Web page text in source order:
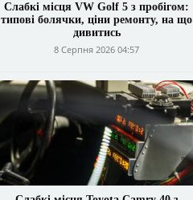
Слабкі місця VW Golf 5 з пробігом:
типові болячки, ціни ремонту, на що
дивитись
8 Серпня 2026 04:57